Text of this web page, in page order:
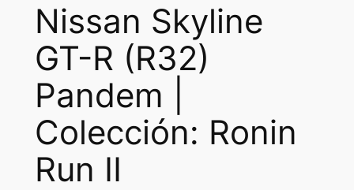
n
e
G
T
-
Nissan Skyline
GT-R (R32)
Pandem |
Colección: Ronin
Run II